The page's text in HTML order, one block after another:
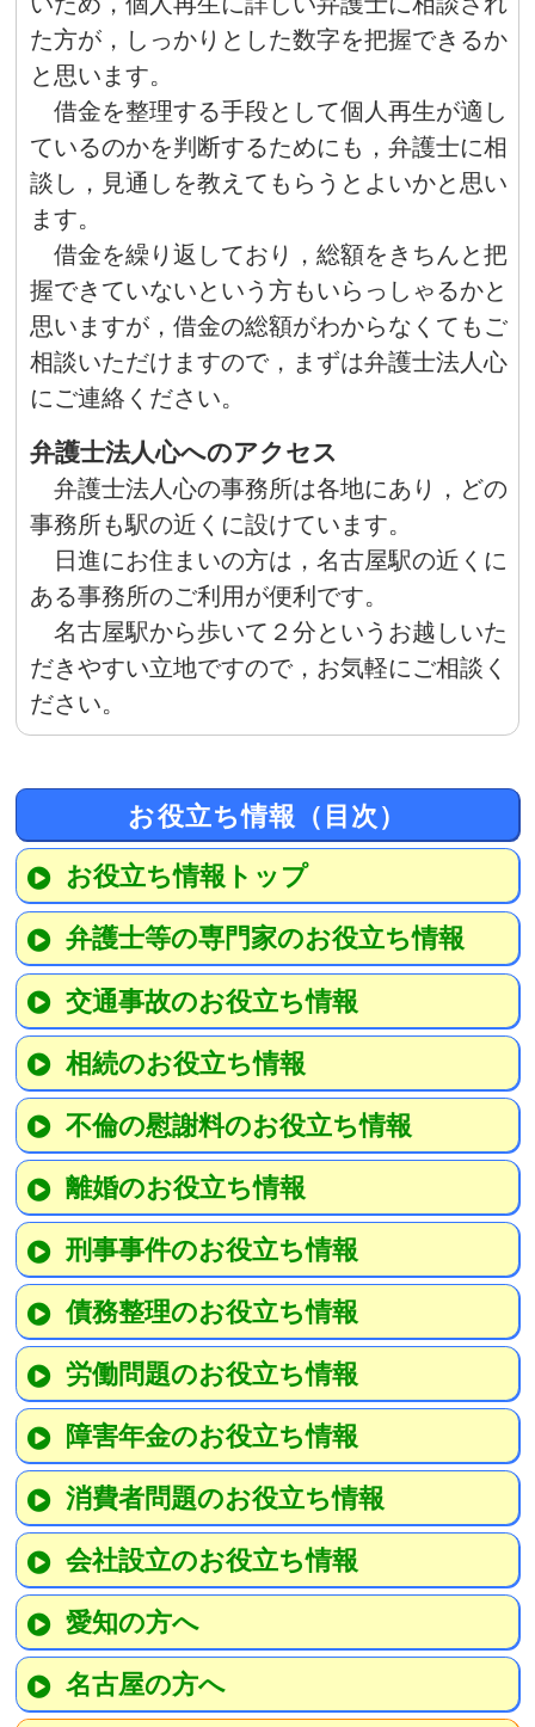
た方が，しっかりとした数字を把握できるか
と思います。
借金を整理する手段として個人再生が適し
ているのかを判断するためにも，弁護士に相
談し，見通しを教えてもらうとよいかと思い
ます。
借金を繰り返しており，総額をきちんと把
握できていないという方もいらっしゃるかと
思いますが，借金の総額がわからなくてもご
相談いただけますので，まずは弁護士法人心
にご連絡ください。
弁護士法人心へのアクセス
弁護士法人心の事務所は各地にあり，どの
事務所も駅の近くに設けています。
日進にお住まいの方は，名古屋駅の近くに
ある事務所のご利用が便利です。
名古屋駅から歩いて２分というお越しいた
だきやすい立地ですので，お気軽にご相談く
ださい。
お役立ち情報（目次）
お役立ち情報トップ
弁護士等の専門家のお役立ち情報
交通事故のお役立ち情報
相続のお役立ち情報
不倫の慰謝料のお役立ち情報
離婚のお役立ち情報
刑事事件のお役立ち情報
債務整理のお役立ち情報
労働問題のお役立ち情報
障害年金のお役立ち情報
消費者問題のお役立ち情報
会社設立のお役立ち情報
愛知の方へ
名古屋の方へ